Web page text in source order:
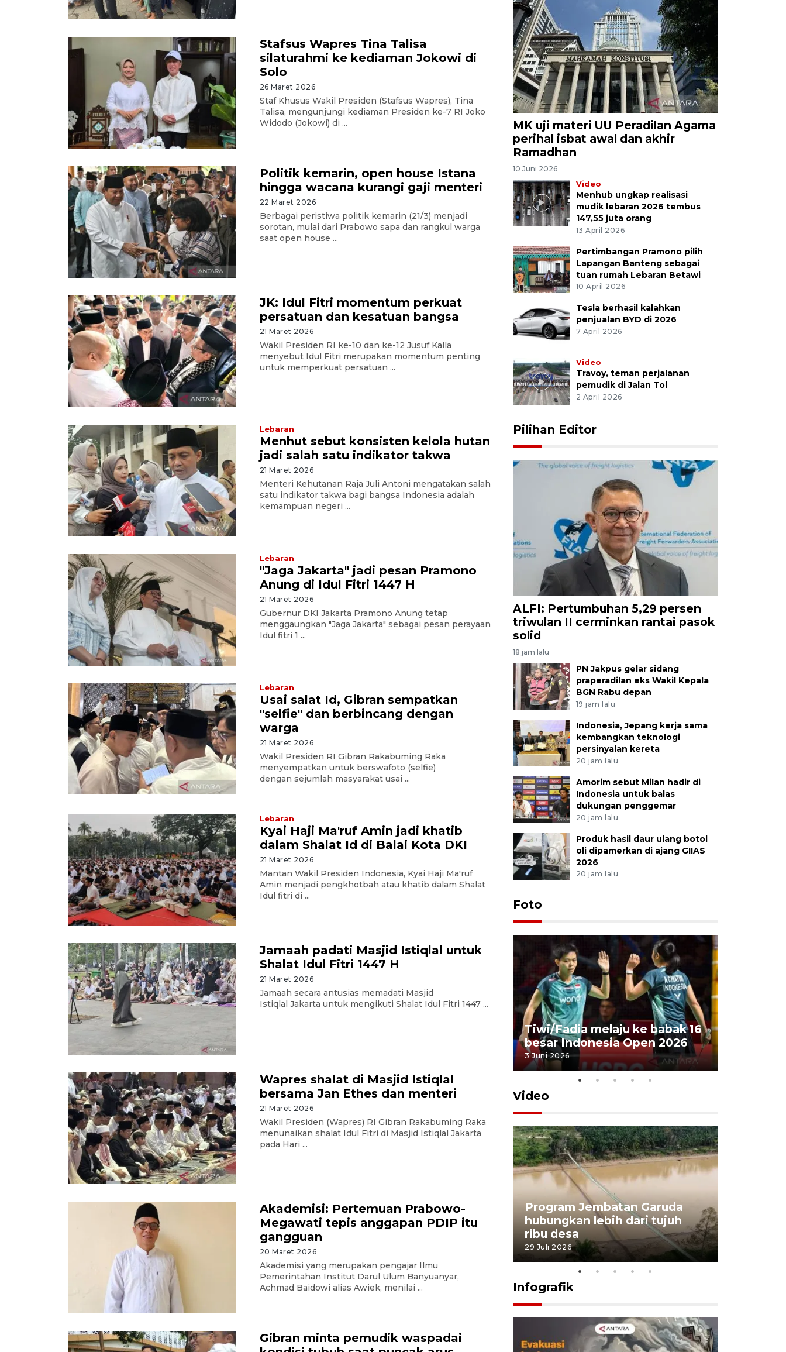
Stafsus Wapres Tina Talisa
silaturahmi ke kediaman Jokowi di
Solo
26 Maret 2026
Staf Khusus Wakil Presiden (Stafsus Wapres), Tina
Talisa, mengunjungi kediaman Presiden ke-7 RI Joko
Widodo (Jokowi) di ...
Politik kemarin, open house Istana
hingga wacana kurangi gaji menteri
22 Maret 2026
Berbagai peristiwa politik kemarin (21/3) menjadi
sorotan, mulai dari Prabowo sapa dan rangkul warga
saat open house ...
JK: Idul Fitri momentum perkuat
persatuan dan kesatuan bangsa
21 Maret 2026
Wakil Presiden RI ke-10 dan ke-12 Jusuf Kalla
menyebut Idul Fitri merupakan momentum penting
untuk memperkuat persatuan ...
Lebaran
Menhut sebut konsisten kelola hutan
jadi salah satu indikator takwa
21 Maret 2026
Menteri Kehutanan Raja Juli Antoni mengatakan salah
satu indikator takwa bagi bangsa Indonesia adalah
kemampuan negeri ...
Lebaran
"Jaga Jakarta" jadi pesan Pramono
Anung di Idul Fitri 1447 H
21 Maret 2026
Gubernur DKI Jakarta Pramono Anung tetap
menggaungkan "Jaga Jakarta" sebagai pesan perayaan
Idul fitri 1 ...
Lebaran
Usai salat Id, Gibran sempatkan
"selfie" dan berbincang dengan
warga
21 Maret 2026
Wakil Presiden RI Gibran Rakabuming Raka
menyempatkan untuk berswafoto (selfie)
dengan sejumlah masyarakat usai ...
Lebaran
Kyai Haji Ma'ruf Amin jadi khatib
dalam Shalat Id di Balai Kota DKI
21 Maret 2026
Mantan Wakil Presiden Indonesia, Kyai Haji Ma'ruf
Amin menjadi pengkhotbah atau khatib dalam Shalat
Idul fitri di ...
Jamaah padati Masjid Istiqlal untuk
Shalat Idul Fitri 1447 H
21 Maret 2026
Jamaah secara antusias memadati Masjid
Istiqlal Jakarta untuk mengikuti Shalat Idul Fitri 1447 ...
Wapres shalat di Masjid Istiqlal
bersama Jan Ethes dan menteri
21 Maret 2026
Wakil Presiden (Wapres) RI Gibran Rakabuming Raka
menunaikan shalat Idul Fitri di Masjid Istiqlal Jakarta
pada Hari ...
Akademisi: Pertemuan Prabowo-
Megawati tepis anggapan PDIP itu
gangguan
20 Maret 2026
Akademisi yang merupakan pengajar Ilmu
Pemerintahan Institut Darul Ulum Banyuanyar,
Achmad Baidowi alias Awiek, menilai ...
Gibran minta pemudik waspadai
MK uji materi UU Peradilan Agama
perihal isbat awal dan akhir
Ramadhan
10 Juni 2026
Video
Menhub ungkap realisasi
mudik lebaran 2026 tembus
147,55 juta orang
13 April 2026
Pertimbangan Pramono pilih
Lapangan Banteng sebagai
tuan rumah Lebaran Betawi
10 April 2026
Tesla berhasil kalahkan
penjualan BYD di 2026
7 April 2026
Video
Travoy, teman perjalanan
pemudik di Jalan Tol
2 April 2026
Pilihan Editor
ALFI: Pertumbuhan 5,29 persen
triwulan II cerminkan rantai pasok
solid
18 jam lalu
PN Jakpus gelar sidang
praperadilan eks Wakil Kepala
BGN Rabu depan
19 jam lalu
Indonesia, Jepang kerja sama
kembangkan teknologi
persinyalan kereta
20 jam lalu
Amorim sebut Milan hadir di
Indonesia untuk balas
dukungan penggemar
20 jam lalu
Produk hasil daur ulang botol
oli dipamerkan di ajang GIIAS
2026
20 jam lalu
Foto
Lebaran Betawi 2026, ajang
Tiwi/Fadia melaju ke babak 16
besar Indonesia Open 2026
3 Juni 2026
Video
Gabung Persebaya, striker
timnas Ramadhan Sananta
kembali asah naluri
Program Jembatan Garuda
hubungkan lebih dari tujuh
ribu desa
29 Juli 2026
Infografik